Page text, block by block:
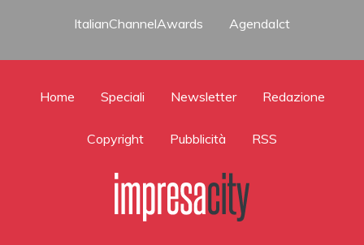
ItalianChannelAwards
AgendaIct
Home Speciali Newsletter Redazione
Copyright Pubblicità RSS